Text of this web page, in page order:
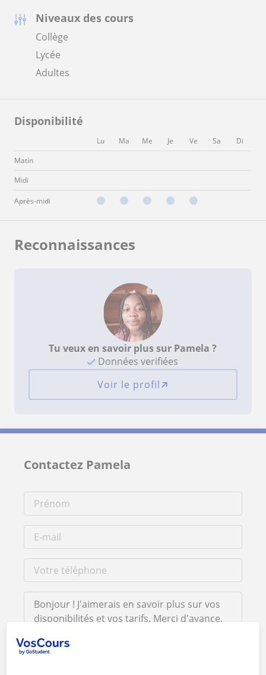
Niveaux des cours
Collège
Lycée
Adultes
Disponibilité
Lu Ma Me Je Ve Sa
Di
Matin
Midi
Après-midi
Reconnaissances
Tu veux en savoir plus sur Pamela ?
Données verifiées
Voir le profil
Contactez Pamela